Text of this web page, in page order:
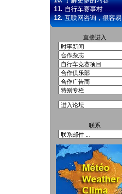
11.自行车赛事村 …
12.互联网咨询，很容易
直接进入
联系